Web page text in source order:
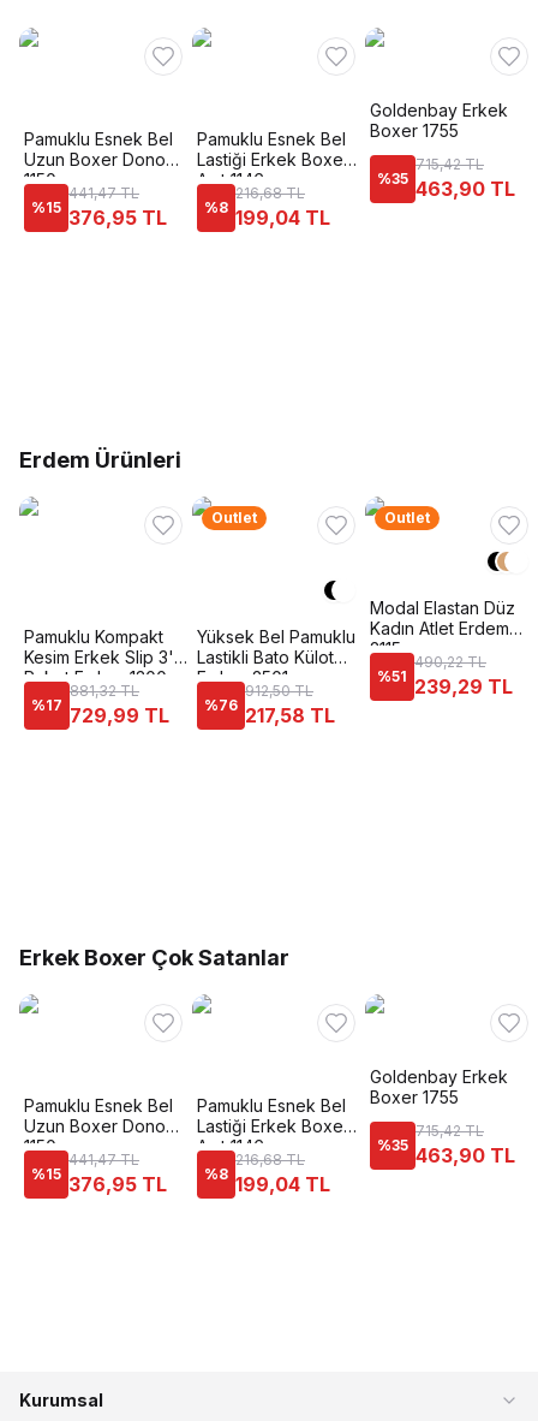
Pamuklu Esnek Bel
Uzun Boxer Dono
1150
%15
441,47 TL
376,95 TL
Pamuklu Esnek Bel
Lastiği Erkek Boxer
Anıt 1146
%8
216,68 TL
199,04 TL
Goldenbay Erkek
Boxer 1755
%35
715,42 TL
463,90 TL
Erdem Ürünleri
Pamuklu Kompakt
Kesim Erkek Slip 3'lü
Paket Erdem 1300
%17
881,32 TL
729,99 TL
Outlet
Yüksek Bel Pamuklu
Lastikli Bato Külot
Erdem 2501
%76
912,50 TL
217,58 TL
Outlet
Modal Elastan Düz
Kadın Atlet Erdem
2115
%51
490,22 TL
239,29 TL
Erkek Boxer Çok Satanlar
Pamuklu Esnek Bel
Uzun Boxer Dono
1150
%15
441,47 TL
376,95 TL
Pamuklu Esnek Bel
Lastiği Erkek Boxer
Anıt 1146
%8
216,68 TL
199,04 TL
Goldenbay Erkek
Boxer 1755
%35
715,42 TL
463,90 TL
Kurumsal